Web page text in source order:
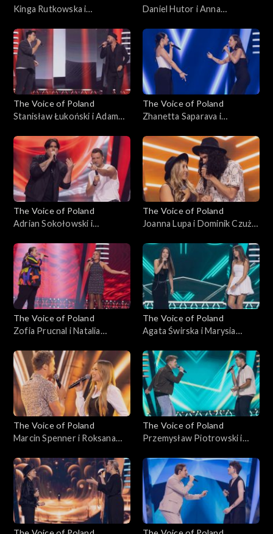
Kinga Rutkowska i
„Love in the Dark”, „The
Voice of Poland”, Bitwy, 25
października 2025
Daniel Hutor i Anna
Reason”, „The Voice of
Poland”, Bitwy, 25
października 2025
The Voice of Poland
Stanisław Łukoński i Adam
Magdaleno”, „The Voice of
Poland”, Bitwy, 25
października 2025
The Voice of Poland
Zhanetta Saparava i
Are Doin’ It for Themselves”,
„The Voice of Poland”, Bitwy,
25 października 2025
The Voice of Poland
Adrian Sokołowski i
Do You Believe In?”; „The
Voice of Poland”, Bitwy, 18
października 2025
The Voice of Poland
Joanna Lupa i Dominik Czuż –
Poland”, Bitwy, 18
października 2025
The Voice of Poland
Zofia Prucnal i Natalia
„The Voice of Poland”, Bitwy,
18 października 2025
The Voice of Poland
Agata Świrska i Marysia
Voice of Poland”, Bitwy, 18
października 2025
The Voice of Poland
Marcin Spenner i Roksana
„The Voice of Poland”, Bitwy,
18 października 2025
The Voice of Poland
Przemysław Piotrowski i
monet”; „The Voice of
Poland”, Bitwy, 18
października 2025